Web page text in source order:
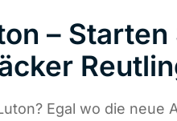
– Starten
Egal wo die neue